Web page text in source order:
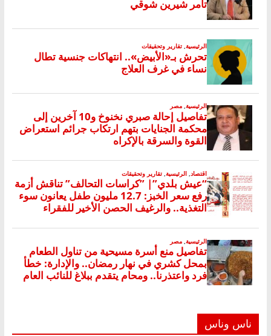
ناس وناس